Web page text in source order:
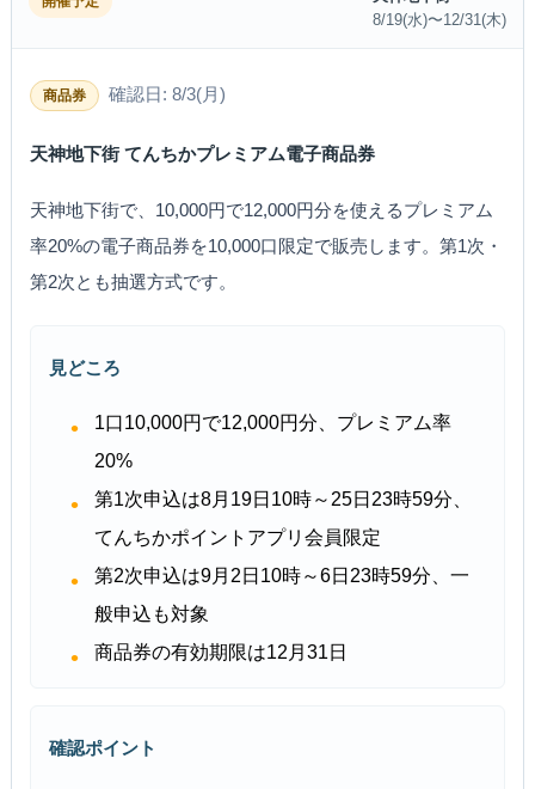
8/19(水)〜12/31(木)
商品券 確認日: 8/3(月)
天神地下街 てんちかプレミアム電子商品券
天神地下街で、10,000円で12,000円分を使えるプレミアム
率20%の電子商品券を10,000口限定で販売します。第1次・
第2次とも抽選方式です。
見どころ
1口10,000円で12,000円分、プレミアム率
20%
第1次申込は8月19日10時～25日23時59分、
てんちかポイントアプリ会員限定
第2次申込は9月2日10時～6日23時59分、一
般申込も対象
商品券の有効期限は12月31日
確認ポイント